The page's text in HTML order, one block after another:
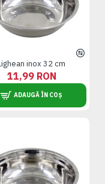
inox 32 cm
11,99 RON
ADAUGĂ ÎN COȘ